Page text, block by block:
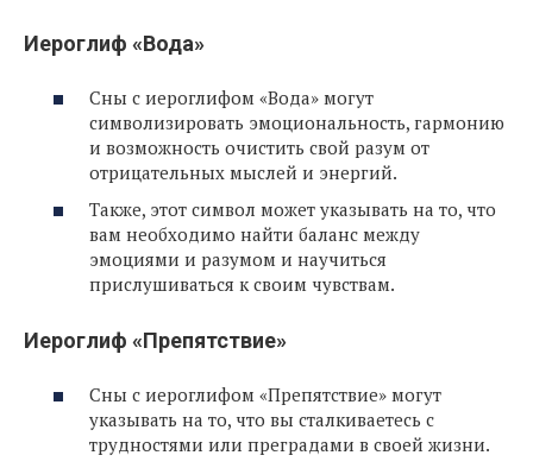
Иероглиф «Вода»
Сны с иероглифом «Вода» могут
символизировать эмоциональность, гармонию
и возможность очистить свой разум от
отрицательных мыслей и энергий.
Также, этот символ может указывать на то, что
вам необходимо найти баланс между
эмоциями и разумом и научиться
прислушиваться к своим чувствам.
Иероглиф «Препятствие»
Сны с иероглифом «Препятствие» могут
указывать на то, что вы сталкиваетесь с
трудностями или преградами в своей жизни.